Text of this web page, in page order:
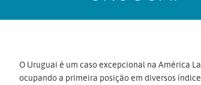
O Uruguai é um caso excepcional na América
ocupando a primeira posição em diversos